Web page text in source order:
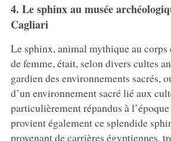
4. Le sphinx au musée
Cagliari
Le sphinx, animal mythique au corps
de femme, était, selon divers cultes
gardien des environnements sacrés,
d’un environnement sacré lié aux
particulièrement répandus à
provient également ce splendide
provenant de carrières égyptiennes,